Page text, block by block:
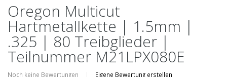
Oregon Multicut
Hartmetallkette | 1.5mm |
.325 | 80 Treibglieder |
Teilnummer M21LPX080E
Noch keine Bewertungen | Eigene Bewertung erstellen